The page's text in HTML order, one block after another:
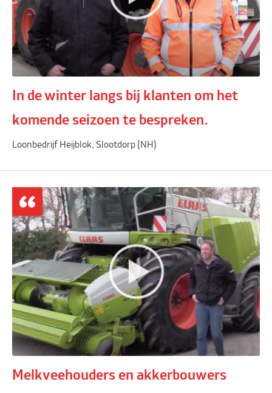
In de winter langs bij klanten om het
komende seizoen te bespreken.
Loonbedrijf Heijblok, Slootdorp (NH)
Melkveehouders en akkerbouwers